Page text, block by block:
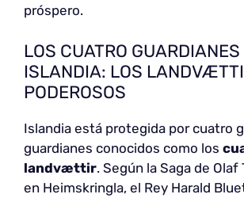
próspero.
LOS CUATRO GUARDIANES
ISLANDIA: LOS
PODEROSOS
Islandia está protegida por cuatro
guardianes conocidos como los
landvættir. Según la Saga de
en Heimskringla, el Rey Harald